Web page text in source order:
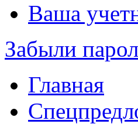
Ваша
Забыли
Главная